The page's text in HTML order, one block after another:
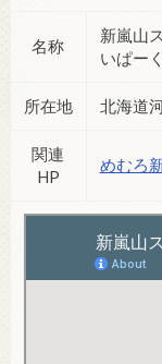
名称
新嵐山
いぱー
所在地 北海道
関連
HP
めむろ